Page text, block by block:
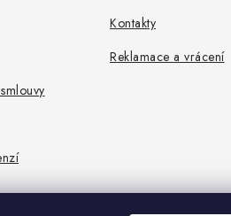
Kontakty
Reklamace a vrácení